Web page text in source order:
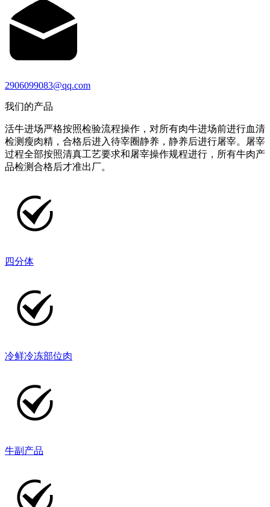
2906099083@qq.com
我们的产品
活牛进场严格按照检验流程操作，对所有肉牛进场前进行血清
检测瘦肉精，合格后进入待宰圈静养，静养后进行屠宰。屠宰
过程全部按照清真工艺要求和屠宰操作规程进行，所有牛肉产
品检测合格后才准出厂。
四分体
冷鲜冷冻部位肉
牛副产品